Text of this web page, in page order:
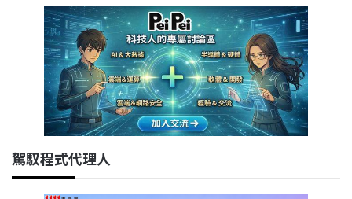
駕馭程式代理人